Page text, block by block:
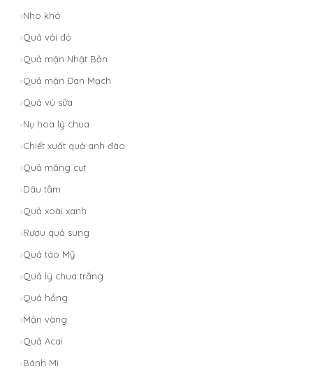
Nho khô
Quả vải đỏ
Quả mận Nhật Bản
Quả mận Đan Mạch
Quả vú sữa
Nụ hoa lý chua
Chiết xuất quả anh đào
Quả măng cụt
Dâu tằm
Quả xoài xanh
Rượu quả sung
Quả táo Mỹ
Quả lý chua trắng
Quả hồng
Mận vàng
Quả Acai
Bánh Mì